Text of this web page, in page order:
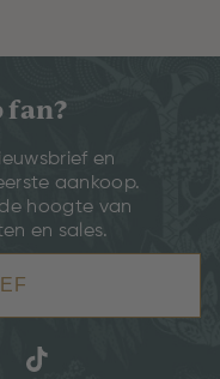
fan?
en
aankoop.
hoogte van
en sales.